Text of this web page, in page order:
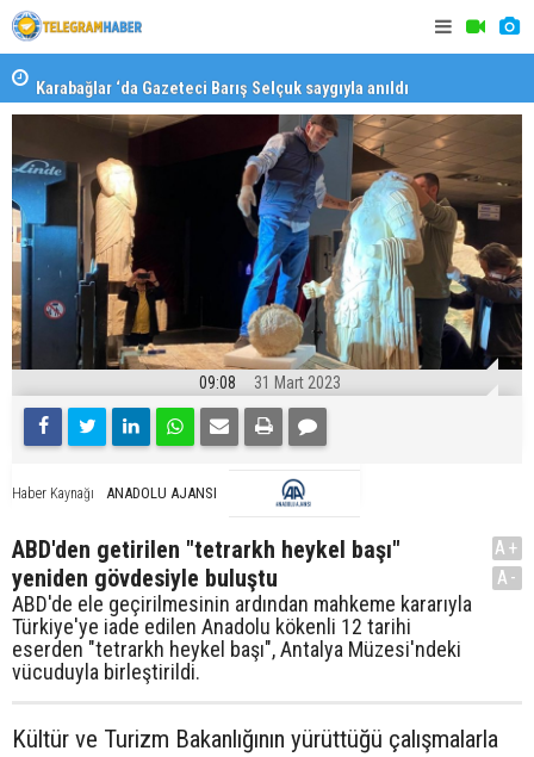
Karabağlar ‘da Gazeteci Barış Selçuk saygıyla anıldı
09:08 31 Mart 2023
Haber Kaynağı ANADOLU AJANSI
ABD'den getirilen "tetrarkh heykel başı"
yeniden gövdesiyle buluştu
ABD'de ele geçirilmesinin ardından mahkeme kararıyla
Türkiye'ye iade edilen Anadolu kökenli 12 tarihi
eserden "tetrarkh heykel başı", Antalya Müzesi'ndeki
vücuduyla birleştirildi.
A+
A-
Kültür ve Turizm Bakanlığının yürüttüğü çalışmalarla